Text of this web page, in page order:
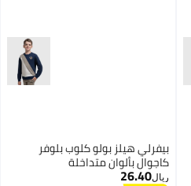
بيفرلي هيلز بولو كلوب بلوفر
كاجوال بألوان متداخلة
ريال26.40